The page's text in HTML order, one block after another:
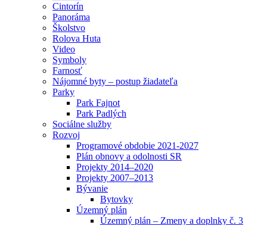
Cintorín
Panoráma
Školstvo
Rolova Huta
Video
Symboly
Farnosť
Nájomné byty – postup žiadateľa
Parky
Park Fajnot
Park Padlých
Sociálne služby
Rozvoj
Programové obdobie 2021-2027
Plán obnovy a odolnosti SR
Projekty 2014–2020
Projekty 2007–2013
Bývanie
Bytovky
Územný plán
Územný plán – Zmeny a doplnky č. 3